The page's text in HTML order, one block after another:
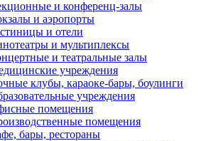
и конференц-залы
и аэропорты
и отели
и мультиплексы
и театральные залы
учреждения
клубы, караоке-бары, боулинги
учреждения
помещения
помещения
бары, рестораны